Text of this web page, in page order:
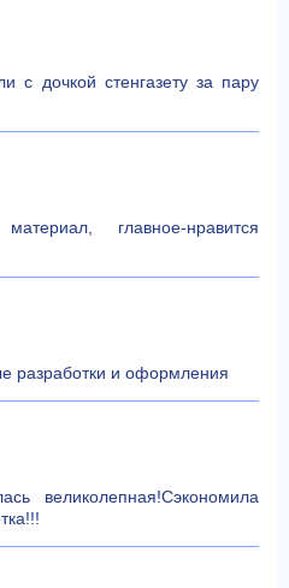
с дочкой стенгазету за пару
главное-нравится
разработки и оформления
великолепная!Сэкономила